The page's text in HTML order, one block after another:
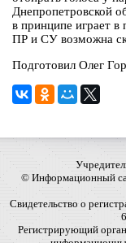
Днепропетровской
в принципе играет в
ПР и СУ возможна
Подготовил Олег
© Информационный
Свидетельство о
Регистрирующий